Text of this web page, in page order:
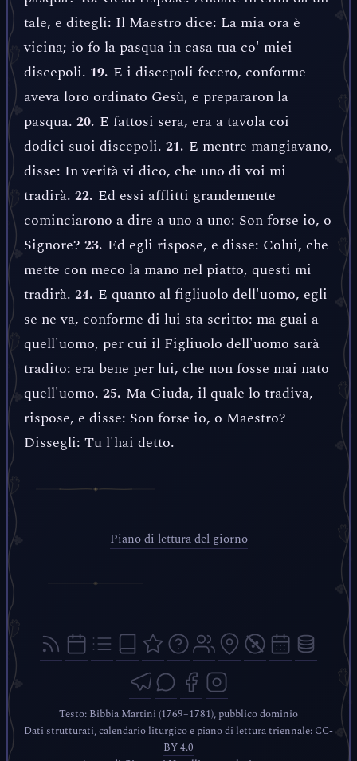
tale, e ditegli: Il Maestro dice: La mia ora è
vicina; io fo la pasqua in casa tua co' miei
discepoli. 19. E i discepoli fecero, conforme
aveva loro ordinato Gesù, e prepararon la
pasqua. 20. E fattosi sera, era a tavola coi
dodici suoi discepoli. 21. E mentre mangiavano,
disse: In verità vi dico, che uno di voi mi
tradirà. 22. Ed essi afflitti grandemente
cominciarono a dire a uno a uno: Son forse io, o
Signore? 23. Ed egli rispose, e disse: Colui, che
mette con meco la mano nel piatto, questi mi
tradirà. 24. E quanto al figliuolo dell'uomo, egli
se ne va, conforme di lui sta scritto: ma guai a
quell'uomo, per cui il Figliuolo dell'uomo sarà
tradito: era bene per lui, che non fosse mai nato
quell'uomo. 25. Ma Giuda, il quale lo tradiva,
rispose, e disse: Son forse io, o Maestro?
Dissegli: Tu l'hai detto.
Piano di lettura del giorno
Testo: Bibbia Martini (1769–1781), pubblico dominio
Dati strutturati, calendario liturgico e piano di lettura triennale: CC-
BY 4.0